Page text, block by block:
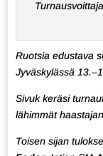
Ruotsia edustava
Jyväskylässä
Sivuk keräsi
lähimmät
Toisen sijan